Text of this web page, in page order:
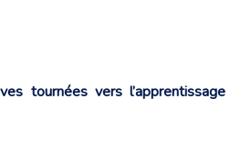
tournées vers l’apprentissage